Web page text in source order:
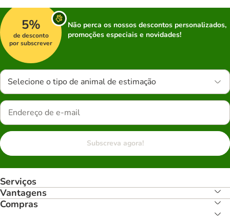
5%
de desconto
por subscrever
Não perca os nossos descontos personalizados,
promoções especiais e novidades!
Selecione o tipo de animal de estimação
Subscreva agora!
Serviços
Vantagens
Compras